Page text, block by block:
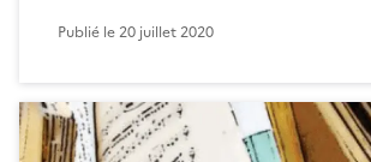
Publié le20 juillet 2020